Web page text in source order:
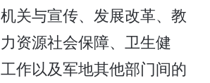
关与宣传、发展改革、教
资源社会保障、卫生健
作以及军地其他部门间的